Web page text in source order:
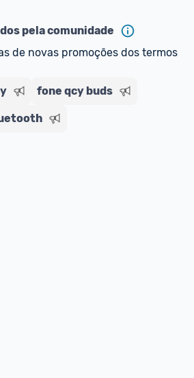
sempre pode contar ajuda da
dúvidas ou acionar os
do Fale com o Promobit.
pela comunidade
de novas promoções dos termos
fone qcy buds